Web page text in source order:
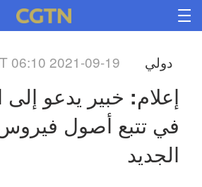
دولي 06:10 2021-09-19
إعلام: خبير يدعو إلى
في تتبع أصول
الجديد